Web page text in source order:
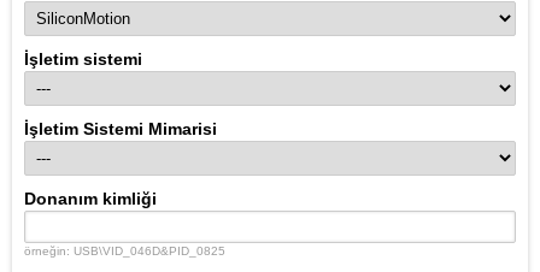
İşletim sistemi
İşletim Sistemi Mimarisi
Donanım kimliği
örneğin: USB\VID_046D&PID_0825